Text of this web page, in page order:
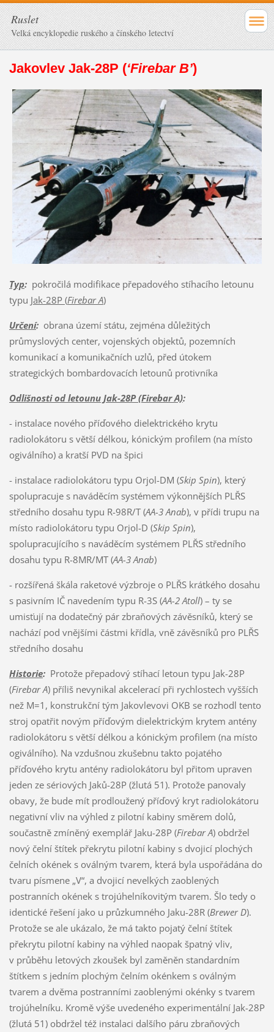
Ruslet
Velká encyklopedie ruského a čínského letectví
Jakovlev Jak-28P (‘Firebar B’)
Typ:pokročilá modifikace přepadového stíhacího letounu
typu Jak-28P (Firebar A)
Určení:obrana území státu, zejména důležitých
průmyslových center, vojenských objektů, pozemních
komunikací a komunikačních uzlů, před útokem
strategických bombardovacích letounů protivníka
Odlišnosti od letounu Jak-28P (Firebar A):
- instalace nového příďového dielektrického krytu
radiolokátoru s větší délkou, kónickým profilem (na místo
ogiválního) a kratší PVD na špici
- instalace radiolokátoru typu Orjol-DM (Skip Spin), který
spolupracuje s naváděcím systémem výkonnějších PLŘS
středního dosahu typu R-98R/T (AA-3 Anab), v přídi trupu na
místo radiolokátoru typu Orjol-D (Skip Spin),
spolupracujícího s naváděcím systémem PLŘS středního
dosahu typu R-8MR/MT (AA-3 Anab)
- rozšířená škála raketové výzbroje o PLŘS krátkého dosahu
s pasivním IČ navedením typu R-3S (AA-2 Atoll) – ty se
umisťují na dodatečný pár zbraňových závěsníků, který se
nachází pod vnějšími částmi křídla, vně závěsníků pro PLŘS
středního dosahu
Historie:Protože přepadový stíhací letoun typu Jak-28P
(Firebar A) příliš nevynikal akcelerací při rychlostech vyšších
než M=1, konstrukční tým Jakovlevovi OKB se rozhodl tento
stroj opatřit novým příďovým dielektrickým krytem antény
radiolokátoru s větší délkou a kónickým profilem (na místo
ogiválního). Na vzdušnou zkušebnu takto pojatého
příďového krytu antény radiolokátoru byl přitom upraven
jeden ze sériových Jaků-28P (žlutá 51). Protože panovaly
obavy, že bude mít prodloužený příďový kryt radiolokátoru
negativní vliv na výhled z pilotní kabiny směrem dolů,
součastně zmíněný exemplář Jaku-28P (Firebar A) obdržel
nový čelní štítek překrytu pilotní kabiny s dvojicí plochých
čelních okének s oválným tvarem, která byla uspořádána do
tvaru písmene „V“, a dvojicí nevelkých zaoblených
postranních okének s trojúhelníkovitým tvarem. Šlo tedy o
identické řešení jako u průzkumného Jaku-28R (Brewer D).
Protože se ale ukázalo, že má takto pojatý čelní štítek
překrytu pilotní kabiny na výhled naopak špatný vliv,
v průběhu letových zkoušek byl zaměněn standardním
štítkem s jedním plochým čelním okénkem s oválným
tvarem a dvěma postranními zaoblenými okénky s tvarem
trojúhelníku. Kromě výše uvedeného experimentální Jak-28P
(žlutá 51) obdržel též instalaci dalšího páru zbraňových